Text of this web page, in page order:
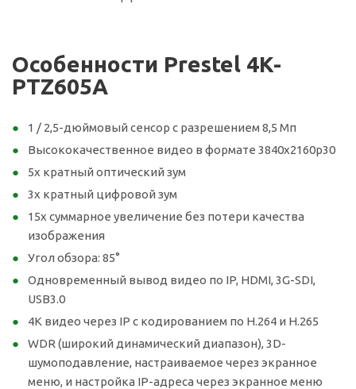
Особенности Prestel 4K-
PTZ605A
1 / 2,5-дюймовый сенсор с разрешением 8,5 Мп
Высококачественное видео в формате 3840x2160р30
5х кратный оптический зум
3х кратный цифровой зум
15х суммарное увеличение без потери качества
изображения
Угол обзора: 85°
Одновременный вывод видео по IP, HDMI, 3G-SDI,
USB3.0
4K видео через IP с кодированием по H.264 и H.265
WDR (широкий динамический диапазон), 3D-
шумоподавление, настраиваемое через экранное
меню, и настройка IP-адреса через экранное меню